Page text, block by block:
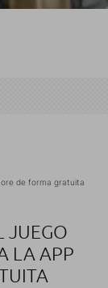
de forma gratuita
JUEGO
LA APP